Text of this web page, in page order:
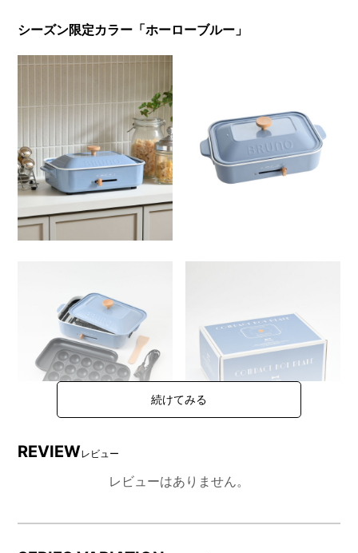
シーズン限定カラー「ホーローブルー」
DETAIL商品詳細
REVIEWレビュー
レビューはありません。